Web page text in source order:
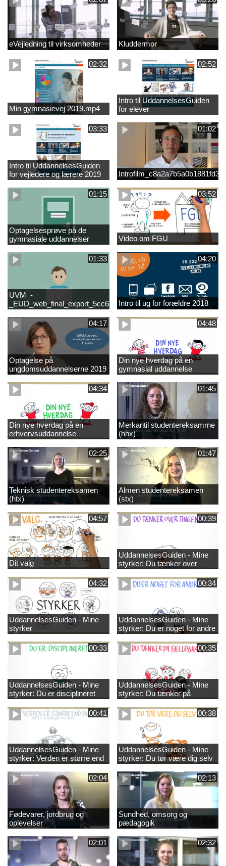
eVejledning til virksomheder Kluddermor
02:32
Min gymnasievej 2019.mp4
02:52
Intro til UddannelsesGuiden
for elever
03:33
Intro til UddannelsesGuiden
for vejledere og lærere 2019
01:02
01:15
Optagelsesprøve på de
gymnasiale uddannelser
03:52
Video om FGU
01:33
UVM_-
04:20
Intro til ug for forældre 2018
04:17
Optagelse på
ungdomsuddannelserne 2019
04:48
Din nye hverdag på en
gymnasial uddannelse
04:34
Din nye hverdag på en
erhvervsuddannelse
01:45
Merkantil studentereksamrne
(hhx)
02:25
Teknisk studentereksamen
(htx)
01:47
Almen studentereksamen
(stx)
04:57
Dit valg
00:39
UddannelsesGuiden - Mine
styrker: Du tænker over
tingene
04:32
UddannelsesGuiden - Mine
styrker
00:34
UddannelsesGuiden - Mine
styrker: Du er noget for andre
00:33
UddannelsesGuiden - Mine
styrker: Du er disciplineret
00:35
UddannelsesGuiden - Mine
styrker: Du tænker på
fællesskabet
00:41
UddannelsesGuiden - Mine
styrker: Verden er større end
dig og du bidrager til den
00:38
UddannelsesGuiden - Mine
styrker: Du tør være dig selv
02:04
Fødevarer, jordbrug og
oplevelser
02:13
Sundhed, omsorg og
pædagogik
02:01 02:32